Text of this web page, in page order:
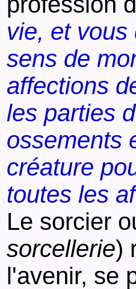
vie, et
sens de
affections
les parties
ossements
créature
toutes les
Le sorcier
sorcellerie)
l'avenir, se